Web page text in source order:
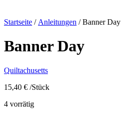
Startseite / Anleitungen / Banner Day
Banner Day
Quiltachusetts
15,40 € /Stück
4 vorrätig